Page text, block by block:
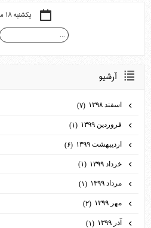
یکشنبه ۱۸ مرداد ۰۵
آرشيو
اسفند ۱۳۹۸ (۷)
فروردین ۱۳۹۹ (۱)
اردیبهشت ۱۳۹۹ (۶)
خرداد ۱۳۹۹ (۱)
مرداد ۱۳۹۹ (۱)
مهر ۱۳۹۹ (۲)
آذر ۱۳۹۹ (۱)